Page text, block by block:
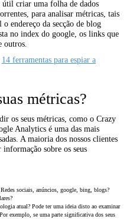
útil criar uma folha de dados
para analisar métricas, tais
o endereço da secção de blog
no index do google, os links que
outros.
14 ferramentas para espiar a
métricas?
os seus métricas, como o Crazy
Analytics é uma das mais
A maioria dos nossos clientes
sobre os seus
sociais, anúncios, google, bing, blogs?
atual? Pode ter uma ideia disto ao examinar
exemplo, se uma parte significativa dos seus